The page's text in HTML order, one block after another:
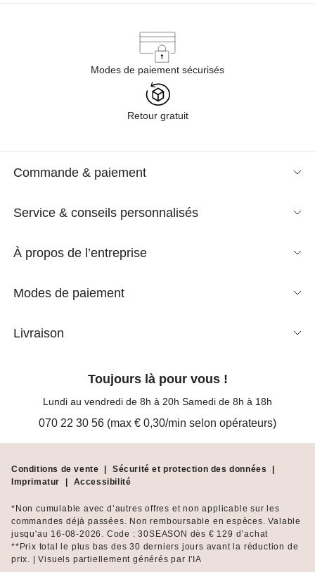
Modes de paiement sécurisés
Retour gratuit
Commande & paiement
Service & conseils personnalisés
À propos de l’entreprise
Modes de paiement
Livraison
Toujours là pour vous !
Lundi au vendredi de 8h à 20h Samedi de 8h à 18h
070 22 30 56 (max € 0,30/min selon opérateurs)
Conditions de vente | Sécurité et protection des données
|
Imprimatur
| Accessibilité
*Non cumulable avec d’autres offres et non applicable sur les
commandes déjà passées. Non remboursable en espèces. Valable
jusqu'au 16-08-2026. Code : 30SEASON dès € 129 d’achat
**Prix total le plus bas des 30 derniers jours avant la réduction de
prix. | Visuels partiellement générés par l'IA